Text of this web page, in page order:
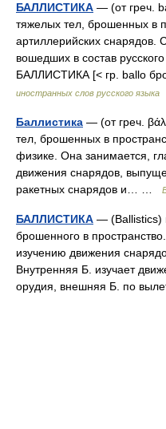
БАЛЛИСТИКА — (от греч.
тяжелых тел, брошенных в
артиллерийских снарядов.
вошедших в состав
БАЛЛИСТИКА [< гр. ballo
иностранных слов русского языка
Баллистика — (от греч.
тел, брошенных в
физике. Она занимается,
движения снарядов,
ракетных снарядов и… …
БАЛЛИСТИКА — (Ballistics)
брошенного в
изучению движения
Внутренняя Б. изучает
орудия, внешняя Б. по